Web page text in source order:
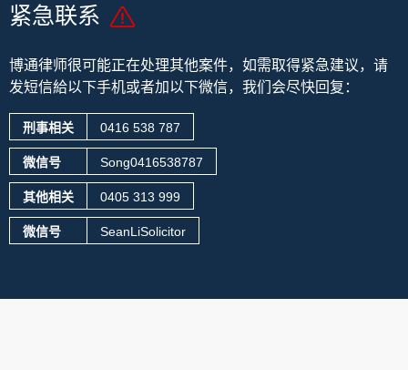
紧急联系
博通律师很可能正在处理其他案件， 如需取得紧急建议，请
发短信給以下手机或者加以下微信，我们会尽快回复：
刑事相关 0416 538 787
微信号 Song0416538787
其他相关 0405 313 999
微信号 SeanLiSolicitor